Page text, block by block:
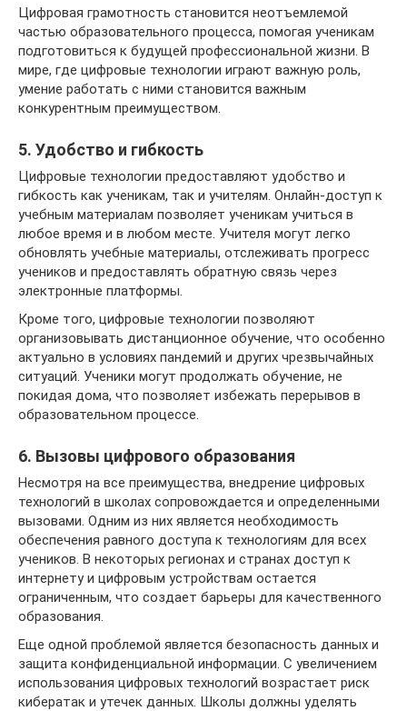
Цифровая грамотность становится неотъемлемой
частью образовательного процесса, помогая ученикам
подготовиться к будущей профессиональной жизни. В
мире, где цифровые технологии играют важную роль,
умение работать с ними становится важным
конкурентным преимуществом.
5. Удобство и гибкость
Цифровые технологии предоставляют удобство и
гибкость как ученикам, так и учителям. Онлайн-доступ к
учебным материалам позволяет ученикам учиться в
любое время и в любом месте. Учителя могут легко
обновлять учебные материалы, отслеживать прогресс
учеников и предоставлять обратную связь через
электронные платформы.
Кроме того, цифровые технологии позволяют
организовывать дистанционное обучение, что особенно
актуально в условиях пандемий и других чрезвычайных
ситуаций. Ученики могут продолжать обучение, не
покидая дома, что позволяет избежать перерывов в
образовательном процессе.
6. Вызовы цифрового образования
Несмотря на все преимущества, внедрение цифровых
технологий в школах сопровождается и определенными
вызовами. Одним из них является необходимость
обеспечения равного доступа к технологиям для всех
учеников. В некоторых регионах и странах доступ к
интернету и цифровым устройствам остается
ограниченным, что создает барьеры для качественного
образования.
Еще одной проблемой является безопасность данных и
защита конфиденциальной информации. С увеличением
использования цифровых технологий возрастает риск
кибератак и утечек данных. Школы должны уделять